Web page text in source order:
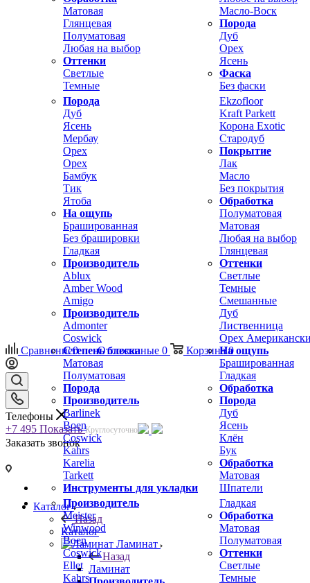
Матовая
Глянцевая
Полуматовая
Любая на выбор
Оттенки
Светлые
Темные
Масло-Воск
Порода
Дуб
Орех
Ясень
Фаска
Без фаски
Порода
Дуб
Ясень
Мербау
Орех
Орех
Бамбук
Тик
Ятоба
На ощупь
Брашированная
Без брашировки
Гладкая
Производитель
Ablux
Amber Wood
Amigo
Ekzofloor
Kraft Parkett
Корона Exotic
Стародуб
Покрытие
Лак
Масло
Без покрытия
Обработка
Полуматовая
Матовая
Любая на выбор
Глянцевая
Оттенки
Светлые
Темные
Смешанные
Производитель
Admonter
Coswick
Степень блеска
Матовая
Полуматовая
Порода
Дуб
Лиственница
Орех
На ощупь
Брашированная
Гладкая
Обработка
Производитель
Barlinek
Boen
Coswick
Kahrs
Karelia
Tarkett
Порода
Дуб
Ясень
Клён
Бук
Обработка
Матовая
Инструменты для укладки
Шпатели
Производитель
Meister
Winwood
Boen
Coswick
Ellet
Kahrs
Гладкая
Обработка
Матовая
Полуматовая
Оттенки
Светлые
Темные
Сравнение0 Отложенные 0 Корзина 0
Телефоны
+7 495 Показать Круглосуточно
Заказать звонок
Каталог
Назад
Каталог
Ламинат
Назад
Ламинат